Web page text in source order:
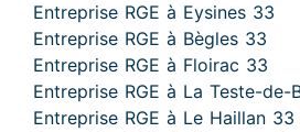
Entreprise RGE à Eysines 33
Entreprise RGE à Bègles 33
Entreprise RGE à Floirac 33
Entreprise RGE à La Teste-de-
Entreprise RGE à Le Haillan 33